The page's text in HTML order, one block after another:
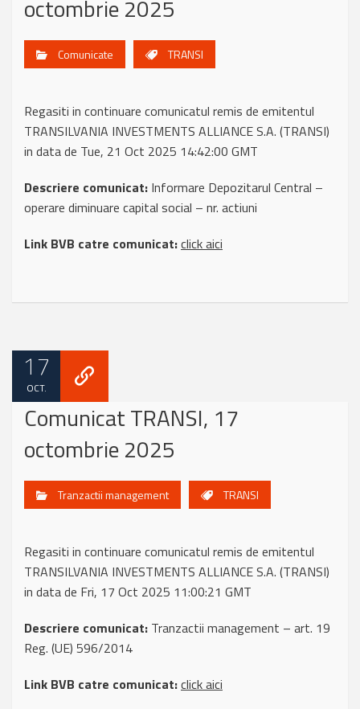
octombrie 2025
Comunicate TRANSI
Regasiti in continuare comunicatul remis de emitentul
TRANSILVANIA INVESTMENTS ALLIANCE S.A. (TRANSI)
in data de Tue, 21 Oct 2025 14:42:00 GMT
Descriere comunicat: Informare Depozitarul Central –
operare diminuare capital social – nr. actiuni
Link BVB catre comunicat:click aici
17
OCT.
Comunicat TRANSI, 17
octombrie 2025
Tranzactii management TRANSI
Regasiti in continuare comunicatul remis de emitentul
TRANSILVANIA INVESTMENTS ALLIANCE S.A. (TRANSI)
in data de Fri, 17 Oct 2025 11:00:21 GMT
Descriere comunicat: Tranzactii management – art. 19
Reg. (UE) 596/2014
Link BVB catre comunicat:click aici